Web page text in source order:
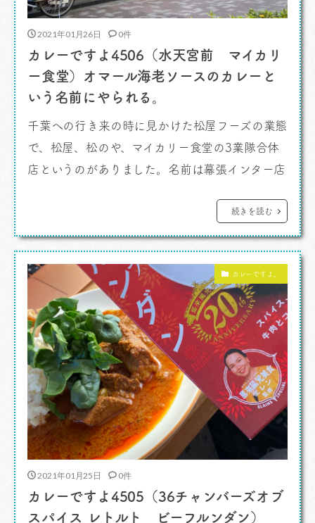
2021年01月26日 0件
カレーですよ4506（水天宮前 マイカリ
ー食堂）オマール海老ソースのカレーと
いう名前にやられる。
千葉への行き来の時に見かけた松屋フーズの業態
で、松屋、松のや、マイカリー食堂の3業隊合体
店というのがありました。名前は幕張インター店
舗なのです。 カレーですよ。 ホールは共通
となっており券売機が別々という構成。松のや、
という営業形態。なるほどねえ。効率、 […]
続きを読む
カレーですよ。
2021年01月25日 0件
カレーですよ4505（36チャンバーズオブ
スパイス レトルト ビーフルンダン）